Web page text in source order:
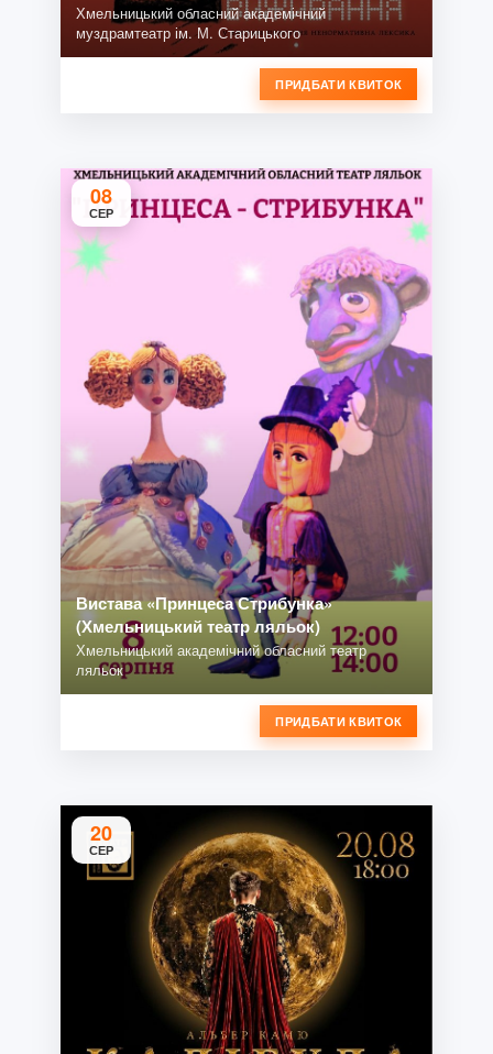
Хмельницький обласний академічний
муздрамтеатр ім. М. Старицького
ПРИДБАТИ КВИТОК
08
СЕР
Вистава «Принцеса Стрибунка»
(Хмельницький театр ляльок)
Хмельницький академічний обласний театр
ляльок
ПРИДБАТИ КВИТОК
20
СЕР